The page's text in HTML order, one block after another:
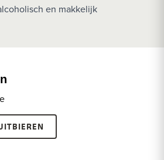
en makkelijk